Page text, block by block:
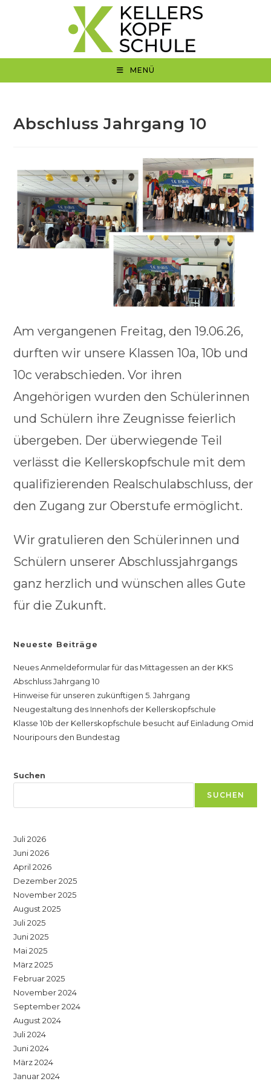
MENÜ
Abschluss Jahrgang 10
Am vergangenen Freitag, den 19.06.26,
durften wir unsere Klassen 10a, 10b und
10c verabschieden. Vor ihren
Angehörigen wurden den Schülerinnen
und Schülern ihre Zeugnisse feierlich
übergeben. Der überwiegende Teil
verlässt die Kellerskopfschule mit dem
qualifizierenden Realschulabschluss, der
den Zugang zur Oberstufe ermöglicht.
Wir gratulieren den Schülerinnen und
Schülern unserer Abschlussjahrgangs
ganz herzlich und wünschen alles Gute
für die Zukunft.
Neueste Beiträge
Neues Anmeldeformular für das Mittagessen an der KKS
Abschluss Jahrgang 10
Hinweise für unseren zukünftigen 5. Jahrgang
Neugestaltung des Innenhofs der Kellerskopfschule
Klasse 10b der Kellerskopfschule besucht auf Einladung Omid
Nouripours den Bundestag
Suchen
SUCHEN
Juli 2026
Juni 2026
April 2026
Dezember 2025
November 2025
August 2025
Juli 2025
Juni 2025
Mai 2025
März 2025
Februar 2025
November 2024
September 2024
August 2024
Juli 2024
Juni 2024
März 2024
Januar 2024